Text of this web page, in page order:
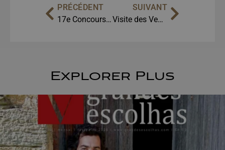
PRÉCÉDENT
17e Concours de Vins de la Beira Interior
SUIVANT
Visite des Vendanges et de la Cave LA Ferraz
Explorer Plus